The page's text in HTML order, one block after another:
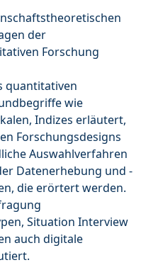
der
Forschung
quantitativen
wie
Indizes erläutert,
Forschungsdesigns
Auswahlverfahren
Datenerhebung und -
die erörtert werden.
Situation Interview
auch digitale